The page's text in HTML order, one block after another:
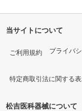
当サイトについて
ご利用規約 プライバ
特定商取引法に関する
松吉医科器械について